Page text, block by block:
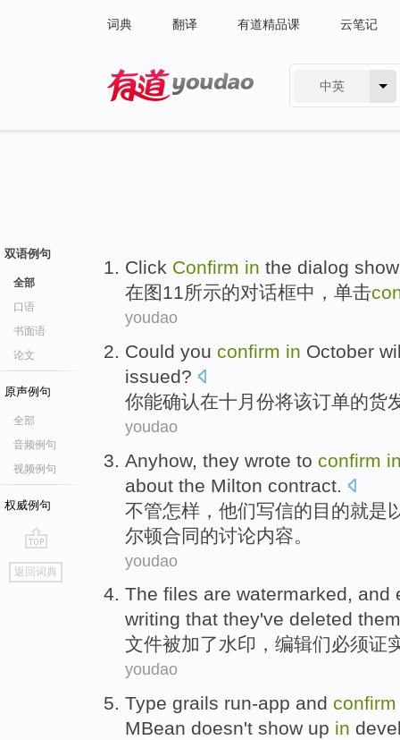
词典 翻译 有道精品课 云笔记
中英
双语例句
全部
口语
书面语
论文
原声例句
全部
音频例句
视频例句
权威例句
go
top
返回词典
Click Confirm in the dialog
在图11所示的对话框中 ， 单击
youdao
Could you confirm in October
issued?
你能确认在十月份将该订单的货
youdao
Anyhow, they wrote to confirm
about the Milton contract
不管怎样 ， 他们写信的目的就是
尔顿合同的讨论内容 。
youdao
The files are watermarked, and
writing that they've deleted them
文件被加了水印， 编辑们必须证
youdao
Type grails run-app and
MBean doesn't show up in